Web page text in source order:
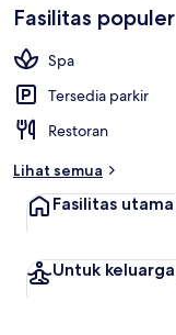
Fasilitas populer
Spa
Tersedia parkir
Restoran
Lihat semua
Fasilitas utama
Untuk keluarga